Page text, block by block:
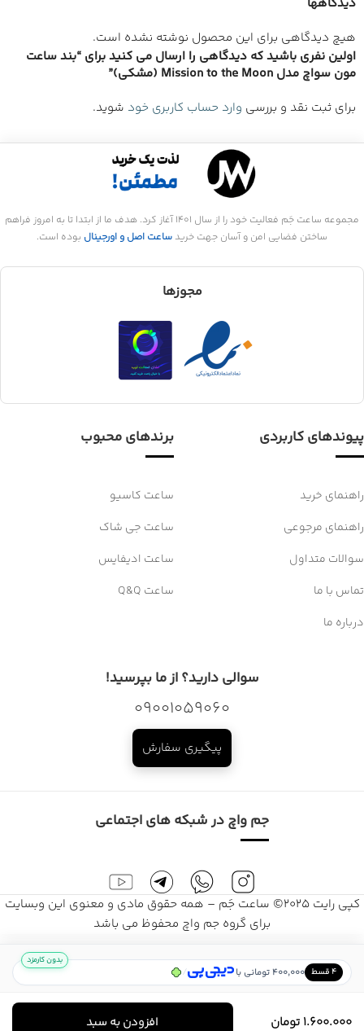
هیچ دیدگاهی برای این محصول نوشته نشده است.
اولین نفری باشید که دیدگاهی را ارسال می کنید برای “بند ساعت
مون سواچ مدل Mission to the Moon (مشکی)”
برای ثبت نقد و بررسی وارد حساب کاربری خود شوید.
مجموعه ساعت جَم فعالیت خود را از سال 1401 آغاز کرد. هدف ما از ابتدا تا به امروز فراهم
ساختن فضایی امن و آسان جهت خرید ساعت اصل و اورجینال بوده است.
مجوزها
پیوندهای کاربردی
راهنمای خرید
راهنمای مرجوعی
سوالات متداول
تماس با ما
درباره ما
برندهای محبوب
ساعت کاسیو
ساعت جی شاک
ساعت ادیفایس
ساعت Q&Q
سوالی دارید؟ از ما بپرسید!
09001059060
پیگیری سفارش
جم واچ در شبکه های اجتماعی
کپی رایت 2025© ساعت جَم – همه حقوق مادی و معنوی این وبسایت
برای گروه جم واچ محفوظ می باشد
۴ قسط 400,000 تومانی با /
بدون کارمزد
1.600.000 تومان افزودن به سبد